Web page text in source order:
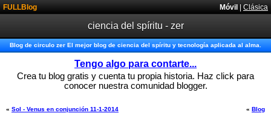
Móvil | Clásica
FULLBlog
ciencia del spíritu - zer
Blog de circulo zer El mejor blog de ciencia del spíritu y tecnología aplicada al alma.
Tengo algo para contarte...
Crea tu blog gratis y cuenta tu propia historia. Haz click para
conocer nuestra comunidad blogger.
« Blog
« Sol - Venus en conjunción 11-1-2014